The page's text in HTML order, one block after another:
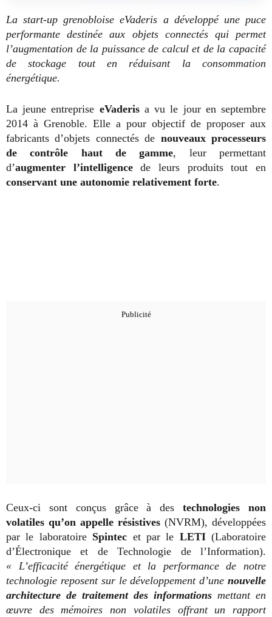
La start-up grenobloise eVaderis a développé une puce
performante destinée aux objets connectés qui permet
l’augmentation de la puissance de calcul et de la capacité
de stockage tout en réduisant la consommation
énergétique.
La jeune entreprise eVaderisa vu le jour en septembre
2014 à Grenoble. Elle a pour objectif de proposer aux
fabricants d’objets connectés de nouveaux processeurs
de contrôle haut de gamme, leur permettant
d’augmenter l’intelligencede leurs produits tout en
conservant une autonomie relativement forte.
Ceux-ci sont conçus grâce à destechnologies non
volatiles qu’on appelle résistives (NVRM), développées
par le laboratoire Spintec et par le LETI(Laboratoire
d’Électronique et de Technologie de l’Information).
« L’efficacité énergétique et la performance de notre
technologie reposent sur le développement d’une nouvelle
architecture de traitement des informations mettant en
œuvre des mémoires non volatiles offrant un rapport